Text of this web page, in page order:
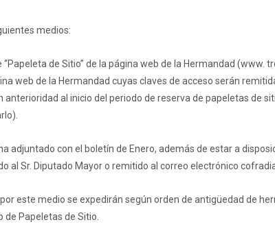
medios:
de Sitio” de la página web de la Hermandad (www.
web de la Hermandad cuyas claves de acceso serán
al inicio del periodo de reserva de papeletas de
adjuntado con el boletín de Enero, además de estar a
al Sr. Diputado Mayor o remitido al correo electrónico
este medio se expedirán según orden de antigüedad de
Papeletas de Sitio.